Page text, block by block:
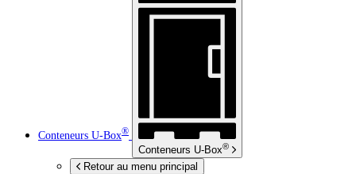
Conteneurs U-Box®
Conteneurs U-Box®
Retour au menu principal